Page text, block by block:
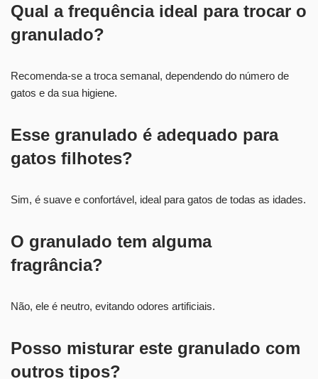
Qual a frequência ideal para trocar o
granulado?
Recomenda-se a troca semanal, dependendo do número de
gatos e da sua higiene.
Esse granulado é adequado para
gatos filhotes?
Sim, é suave e confortável, ideal para gatos de todas as idades.
O granulado tem alguma
fragrância?
Não, ele é neutro, evitando odores artificiais.
Posso misturar este granulado com
outros tipos?